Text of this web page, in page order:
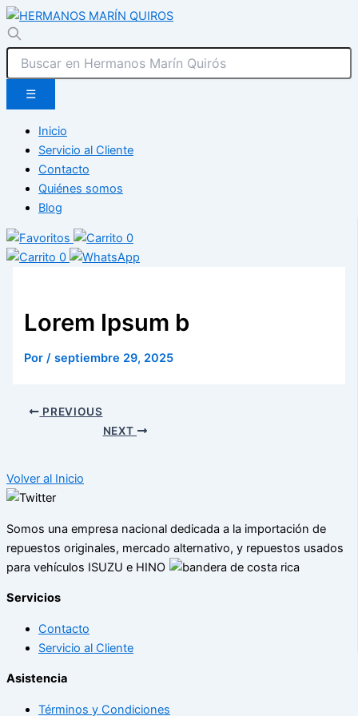
☰
Inicio
Servicio al Cliente
Contacto
Quiénes somos
Blog
0
0
Lorem Ipsum b
Por/septiembre 29, 2025
PREVIOUS
NEXT
Volver al Inicio
Somos una empresa nacional dedicada a la importación de
repuestos originales, mercado alternativo, y repuestos usados
para vehículos ISUZU e HINO
Servicios
Contacto
Servicio al Cliente
Asistencia
Términos y Condiciones